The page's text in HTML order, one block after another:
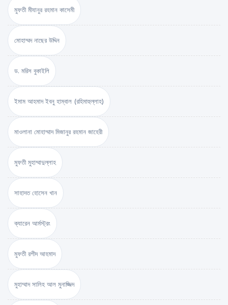
মুফতী মীযানুর রহমান কাসেমী
মোহাম্মদ নাছের উদ্দিন
ড. মরিস বুকাইলি
ইমাম আহমাদ ইবনু হাম্বাল (রহিমাহুল্লাহ)
মাওলানা মোহাম্মাদ মিজানুর রহমান জাহেরী
মুফতী মুহাম্মাদুল্লাহ
সাহাদত হোসেন খান
ক্যারেন আর্মস্ট্রং
মুফতী রশীদ আহমাদ
মুহাম্মাদ সালিহ আল মুনাজ্জিদ